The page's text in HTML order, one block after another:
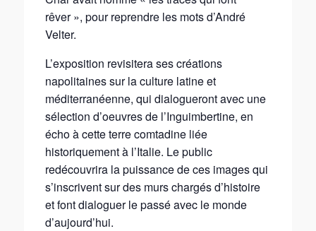
rêver », pour reprendre les mots d’André
Velter.
L’exposition revisitera ses créations
napolitaines sur la culture latine et
méditerranéenne, qui dialogueront avec une
sélection d’oeuvres de l’Inguimbertine, en
écho à cette terre comtadine liée
historiquement à l’Italie. Le public
redécouvrira la puissance de ces images qui
s’inscrivent sur des murs chargés d’histoire
et font dialoguer le passé avec le monde
d’aujourd’hui.